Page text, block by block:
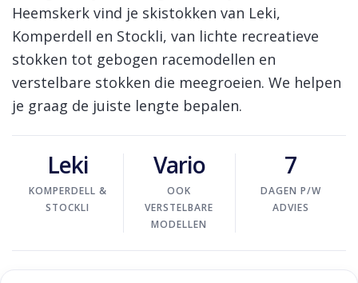
Heemskerk vind je skistokken van Leki,
Komperdell en Stockli, van lichte recreatieve
stokken tot gebogen racemodellen en
verstelbare stokken die meegroeien. We helpen
je graag de juiste lengte bepalen.
Leki
KOMPERDELL &
STOCKLI
Vario
OOK
VERSTELBARE
MODELLEN
7
DAGEN P/W
ADVIES